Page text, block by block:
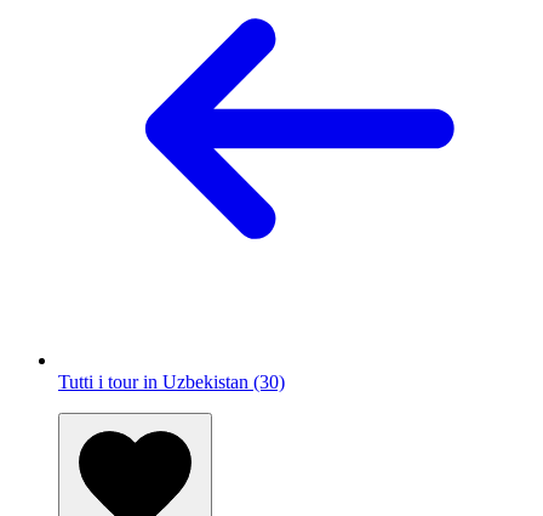
Tutti i tour in Uzbekistan (30)